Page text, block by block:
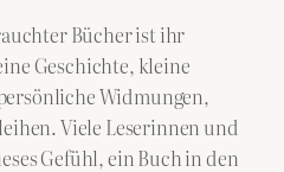
Bücher ist ihr
Geschichte, kleine
Widmungen,
Viele Leserinnen und
Gefühl, ein Buch in den